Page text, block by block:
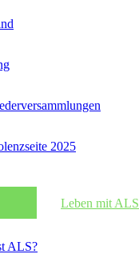
2025
Leben mit ALS
ALS?